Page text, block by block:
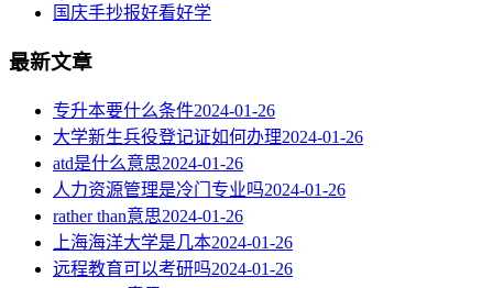
国庆手抄报好看好学
最新文章
专升本要什么条件2024-01-26
大学新生兵役登记证如何办理2024-01-26
atd是什么意思2024-01-26
人力资源管理是冷门专业吗2024-01-26
rather than意思2024-01-26
上海海洋大学是几本2024-01-26
远程教育可以考研吗2024-01-26